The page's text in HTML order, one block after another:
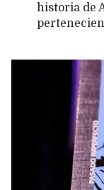
historia de